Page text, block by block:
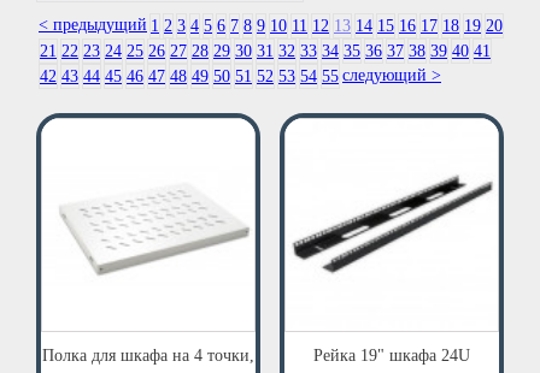
< предыдущий 1 2 3 4 5 6 7 8 9 10 11 12 13 14 15 16 17 18 19 20
21 22 23 24 25 26 27 28 29 30 31 32 33 34 35 36 37 38 39 40 41
42 43 44 45 46 47 48 49 50 51 52 53 54 55 следующий >
Полка для шкафа на 4 точки,
Рейка 19" шкафа 24U